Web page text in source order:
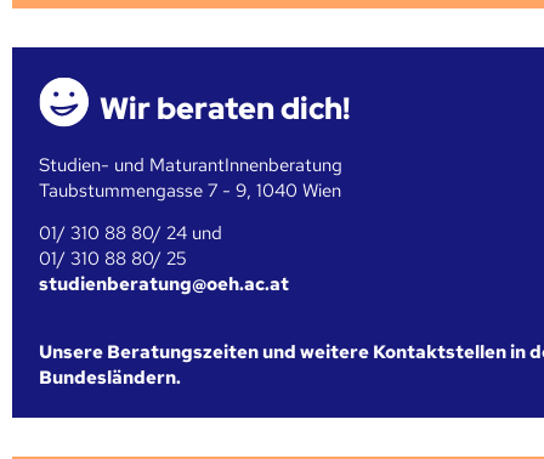
Wir beraten dich!
Studien- und MaturantInnenberatung
Taubstummengasse 7 - 9, 1040 Wien
01/ 310 88 80/ 24 und
01/ 310 88 80/ 25
studienberatung@oeh.ac.at
Unsere Beratungszeiten und weitere Kontaktstellen in
Bundesländern.